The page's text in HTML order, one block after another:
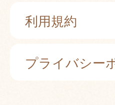
利用規約
プライバシー